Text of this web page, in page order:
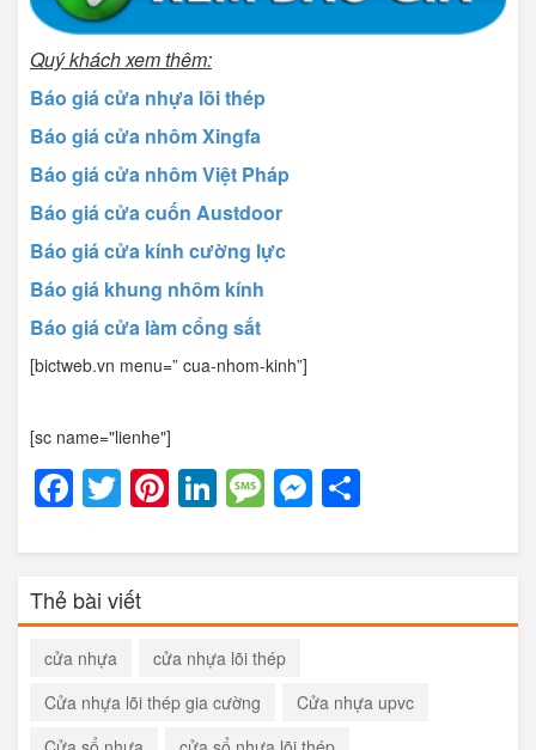
Quý khách xem thêm:
Báo giá cửa nhựa lõi thép
Báo giá cửa nhôm Xingfa
Báo giá cửa nhôm Việt Pháp
Báo giá cửa cuốn Austdoor
Báo giá cửa kính cường lực
Báo giá khung nhôm kính
Báo giá cửa làm cổng sắt
[bictweb.vn menu=” cua-nhom-kinh”]
[sc name="lienhe"]
Facebook
Twitter
Pinterest
LinkedIn
Message
Messenger
Thẻ bài viết
cửa nhựa
cửa nhựa lõi thép
Cửa nhựa lõi thép gia cường
Cửa nhựa upvc